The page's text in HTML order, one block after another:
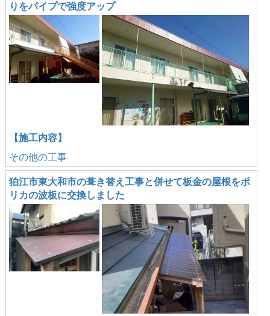
りをパイプで強度アップ
【施工内容】
その他の工事
狛江市東大和市の葺き替え工事と併せて板金の屋根をポ
リカの波板に交換しました